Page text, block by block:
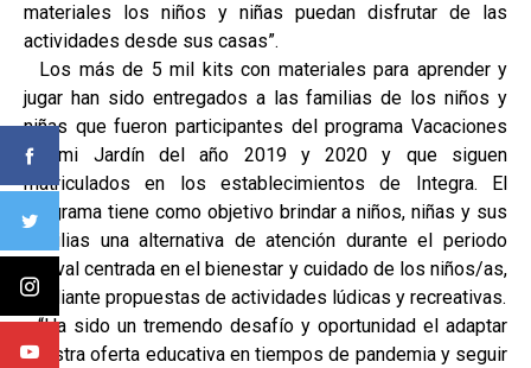
materiales los niños y niñas puedan disfrutar de las
actividades desde sus casas”.
Los más de 5 mil kits con materiales para aprender y
jugar han sido entregados a las familias de los niños y
niñas que fueron participantes del programa Vacaciones
en mi Jardín del año 2019 y 2020 y que siguen
matriculados en los establecimientos de Integra. El
programa tiene como objetivo brindar a niños, niñas y sus
familias una alternativa de atención durante el periodo
estival centrada en el bienestar y cuidado de los niños/as,
mediante propuestas de actividades lúdicas y recreativas.
“Ha sido un tremendo desafío y oportunidad el adaptar
nuestra oferta educativa en tiempos de pandemia y seguir